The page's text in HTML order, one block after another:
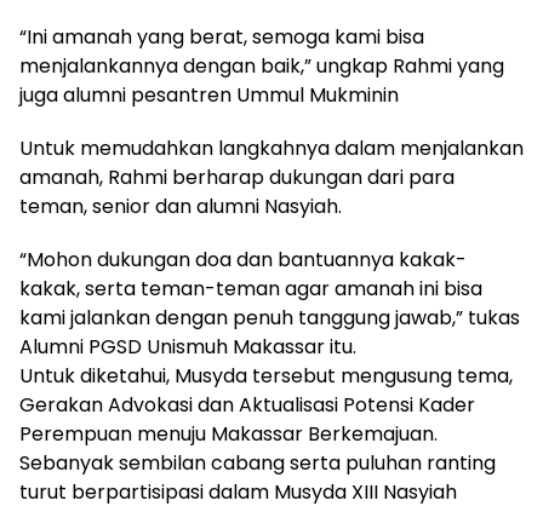
“Ini amanah yang berat, semoga kami bisa
menjalankannya dengan baik,” ungkap Rahmi yang
juga alumni pesantren Ummul Mukminin
Untuk memudahkan langkahnya dalam menjalankan
amanah, Rahmi berharap dukungan dari para
teman, senior dan alumni Nasyiah.
“Mohon dukungan doa dan bantuannya kakak-
kakak, serta teman-teman agar amanah ini bisa
kami jalankan dengan penuh tanggung jawab,” tukas
Alumni PGSD Unismuh Makassar itu.
Untuk diketahui, Musyda tersebut mengusung tema,
Gerakan Advokasi dan Aktualisasi Potensi Kader
Perempuan menuju Makassar Berkemajuan.
Sebanyak sembilan cabang serta puluhan ranting
turut berpartisipasi dalam Musyda XIII Nasyiah